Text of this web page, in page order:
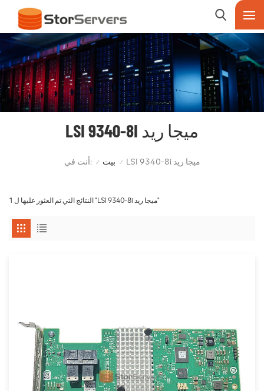
LSI 9340-8I ميجا ريد
أنت في: / بيت / LSI 9340-8i ميجا ريد
1 النتائج التي تم العثور عليها ل "LSI 9340-8i ميجا ريد"